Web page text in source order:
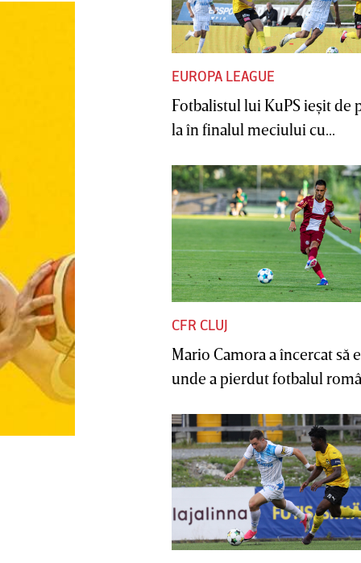
EUROPA LEAGUE
Fotbalistul lui KuPS ieşit de
la în finalul meciului cu...
CFR CLUJ
Mario Camora a încercat să
unde a pierdut fotbalul